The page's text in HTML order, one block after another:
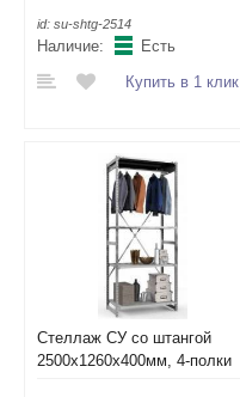
id: su-shtg-2514
Наличие:
Есть
Купить в 1 клик
Стеллаж СУ со штангой
2500х1260х400мм, 4-полки